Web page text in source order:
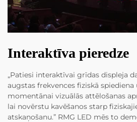
Interaktīva pieredze
„Patiesi interaktīvai grīdas displeja
augstas frekvences fiziskā
momentānai vizuālās attēlošanas
lai novērstu kavēšanos starp
atskaņošanu.” RMG LED mēs to